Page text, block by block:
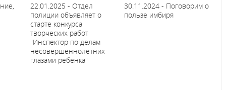
22.01.2025 - Отдел
полиции объявляет о
старте конкурса
творческих работ
"Инспектор по делам
несовершеннолетних
глазами ребенка"
30.11.2024 - Поговорим о
пользе имбиря